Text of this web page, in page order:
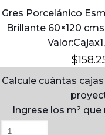
Gres Porcelánico
Brillante 60×120
$
Calcule cuántas
Ingrese los m²